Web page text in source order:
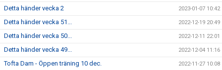
Detta händer vecka 2 2023-01-07 10:42
Detta händer vecka 51... 2022-12-19 20:49
Detta händer vecka 50... 2022-12-11 22:01
Detta händer vecka 49... 2022-12-04 11:16
Tofta Dam - Öppen träning 10 dec. 2022-11-27 10:08